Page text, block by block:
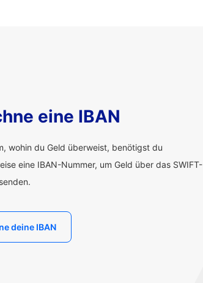
eine IBAN
wohin du Geld überweist, benötigst du
eine IBAN-Nummer, um Geld über das SWIFT-
deine IBAN